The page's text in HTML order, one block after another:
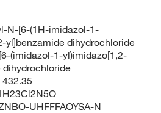
N-[6-(1H-imidazol-1-
yl]benzamide dihydrochloride
(imidazol-1-yl)imidazo[1,2-
432.35
UHFFFAOYSA-N